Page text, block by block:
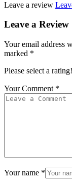
Leave a review
Leave a Review
Your email address
marked *
Please select a rating!
Your Comment *
Your name *